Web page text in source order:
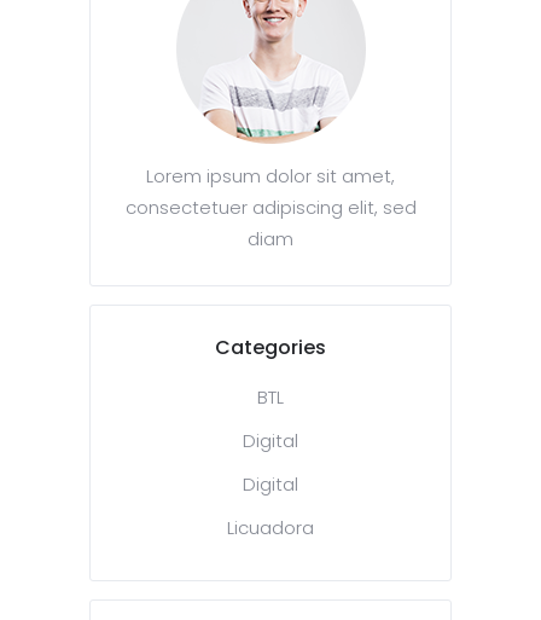
Lorem ipsum dolor sit amet,
consectetuer adipiscing elit, sed
diam
Categories
BTL
Digital
Digital
Licuadora